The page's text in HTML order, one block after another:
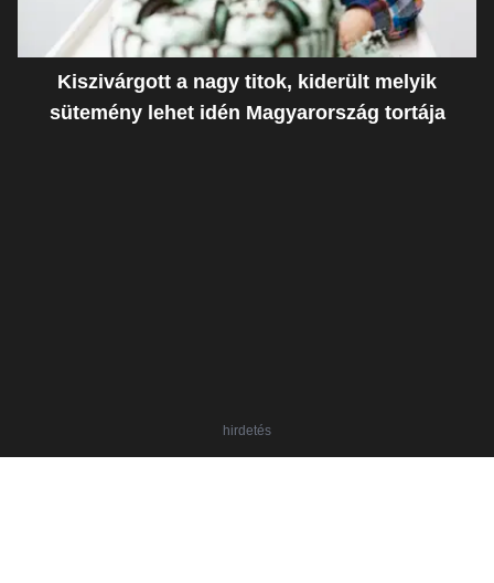
Kiszivárgott a nagy titok, kiderült melyik
sütemény lehet idén Magyarország tortája
hirdetés